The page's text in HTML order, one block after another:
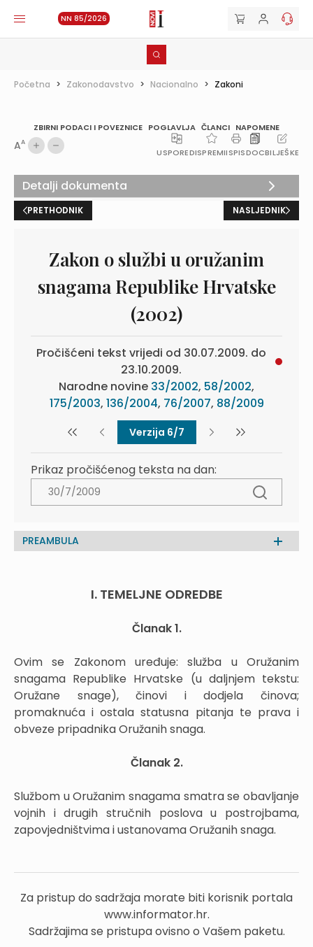
NN 85/2026
Početna > Zakonodavstvo > Nacionalno > Zakoni
ZBIRNI PODACI I POVEZNICE POGLAVLJA ČLANCI NAPOMENE
AA
USPOREDISPREMIISPISDOCBILJEŠKE
PRETHODNIK NASLJEDNIK
Zakon o službi u oružanim
snagama Republike Hrvatske
(2002)
Pročišćeni tekst vrijedi od 30.07.2009. do
23.10.2009.
Narodne novine 33/2002, 58/2002,
175/2003, 136/2004, 76/2007, 88/2009
Verzija 6/7
Prikaz pročišćenog teksta na dan:
PREAMBULA
I. TEMELJNE ODREDBE
Članak 1.
Ovim se Zakonom uređuje: služba u Oružanim
snagama Republike Hrvatske (u daljnjem tekstu:
Oružane snage), činovi i dodjela činova;
promaknuća i ostala statusna pitanja te prava i
obveze pripadnika Oružanih snaga.
Članak 2.
Službom u Oružanim snagama smatra se obavljanje
vojnih i drugih stručnih poslova u postrojbama,
zapovjedništvima i ustanovama Oružanih snaga.
Za pristup do sadržaja morate biti korisnik portala
www.informator.hr.
Sadržajima se pristupa ovisno o Vašem paketu.
Detalji dokumenta